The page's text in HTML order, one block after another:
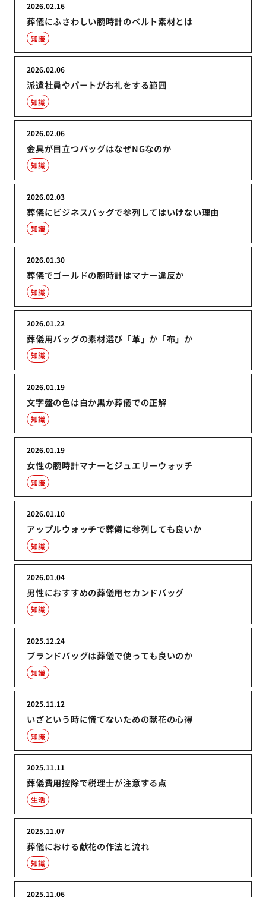
葬儀にふさわしい腕時計のベルト素材とは
2026.02.16
知識
派遣社員やパートがお礼をする範囲
2026.02.06
知識
金具が目立つバッグはなぜNGなのか
2026.02.06
知識
葬儀にビジネスバッグで参列してはいけない理由
2026.02.03
知識
葬儀でゴールドの腕時計はマナー違反か
2026.01.30
知識
葬儀用バッグの素材選び「革」か「布」か
2026.01.22
知識
文字盤の色は白か黒か葬儀での正解
2026.01.19
知識
女性の腕時計マナーとジュエリーウォッチ
2026.01.19
知識
アップルウォッチで葬儀に参列しても良いか
2026.01.10
知識
男性におすすめの葬儀用セカンドバッグ
2026.01.04
知識
ブランドバッグは葬儀で使っても良いのか
2025.12.24
知識
いざという時に慌てないための献花の心得
2025.11.12
知識
葬儀費用控除で税理士が注意する点
2025.11.11
生活
葬儀における献花の作法と流れ
2025.11.07
知識
2025.11.06